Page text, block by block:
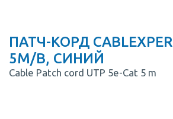
ПАТЧ-КОРД
5M/B, СИНИЙ
Cable Patch cord UTP 5e-Cat 5 m